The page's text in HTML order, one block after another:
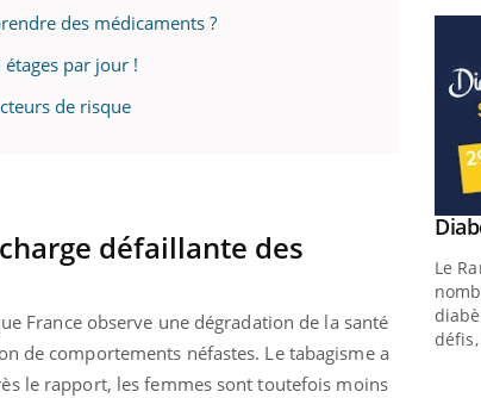
des médicaments ?
par jour !
de risque
défaillante des
France observe une dégradation de la santé
de comportements néfastes. Le tabagisme a
le rapport, les femmes sont toutefois moins
les
préparer pour l’été ! Youtube
rythme de vie ! Vacances, plage, piscine,
soleil, activités en plein air… Nos mains
sont ...
Le